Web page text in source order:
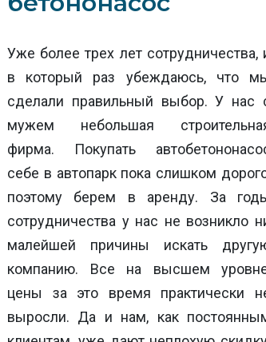
Уже более трех лет сотрудничества,
в который раз убеждаюсь, что
сделали правильный выбор. У нас
мужем небольшая
фирма. Покупать
себе в автопарк пока слишком
поэтому берем в аренду. За
сотрудничества у нас не возникло
малейшей причины искать
компанию. Все на высшем
цены за это время практически
выросли. Да и нам, как